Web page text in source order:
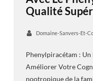
Qualité
Domaine-Sanvers-Et-
Phenylpiracétam :
Améliorer Votre
nootropique de la